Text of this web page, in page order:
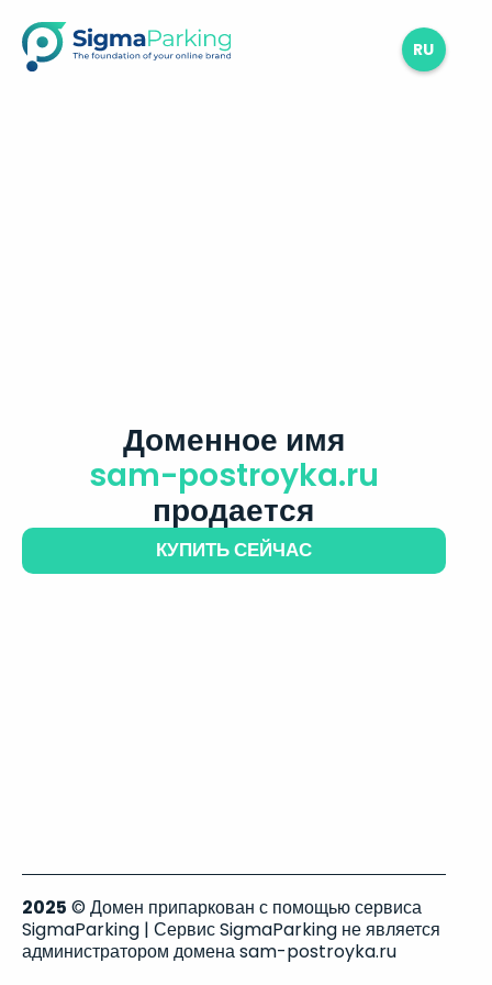
RU
Доменное имя
sam-postroyka.ru
продается
КУПИТЬ СЕЙЧАС
2025 © Домен припаркован с помощью сервиса
SigmaParking | Сервис SigmaParking не является
администратором домена sam-postroyka.ru